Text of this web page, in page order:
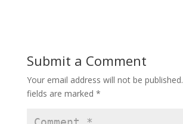
o
o
k
o
n
Submit a Comment
Your email address will not be published.
fields are marked *